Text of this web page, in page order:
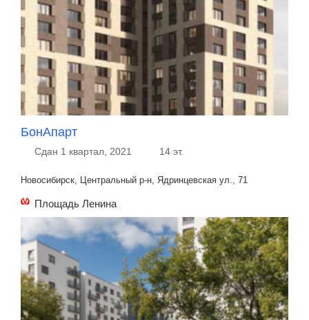
БонАпарт
Сдан 1 квартал, 2021 14 эт.
Новосибирск, Центральный р-н, Ядринцевская ул., 71
Площадь Ленина